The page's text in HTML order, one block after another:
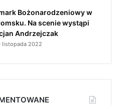
Bożonarodzeniowy w
Na scenie wystąpi
Andrzejczak
listopada 2022